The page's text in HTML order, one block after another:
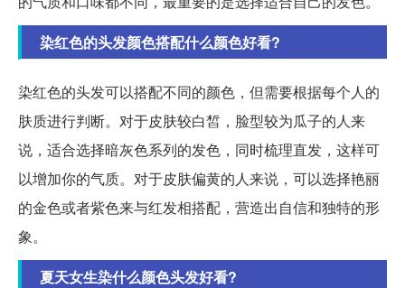
染红色的头发颜色搭配什么颜色好看?
染红色的头发可以搭配不同的颜色，但需要根据每个人的
肤质进行判断。对于皮肤较白皙，脸型较为瓜子的人来
说，适合选择暗灰色系列的发色，同时梳理直发，这样可
以增加你的气质。对于皮肤偏黄的人来说，可以选择艳丽
的金色或者紫色来与红发相搭配，营造出自信和独特的形
象。
夏天女生染什么颜色头发好看?